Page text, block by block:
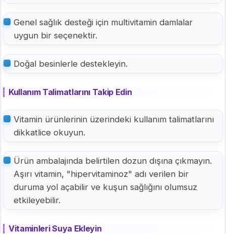
Genel sağlık desteği için multivitamin damlalar
uygun bir seçenektir.
Doğal besinlerle destekleyin.
Kullanım Talimatlarını Takip Edin
Vitamin ürünlerinin üzerindeki kullanım talimatlarını
dikkatlice okuyun.
Ürün ambalajında belirtilen dozun dışına çıkmayın.
Aşırı vitamin, "hipervitaminoz" adı verilen bir
duruma yol açabilir ve kuşun sağlığını olumsuz
etkileyebilir.
Vitaminleri Suya Ekleyin